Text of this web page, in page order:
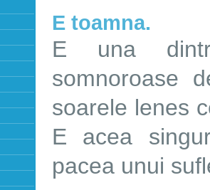
E toamna.
E una
somnoroase
soarele lenes
E acea
pacea unui